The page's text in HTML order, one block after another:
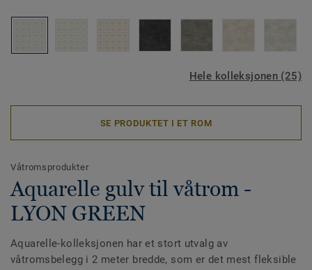
Hele kolleksjonen (25)
SE PRODUKTET I ET ROM
Våtromsprodukter
Aquarelle gulv til våtrom -
LYON GREEN
Aquarelle-kolleksjonen har et stort utvalg av
våtromsbelegg i 2 meter bredde, som er det mest fleksible